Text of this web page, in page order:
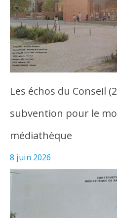
Les échos du Conseil
subvention pour le
médiathèque
8 juin 2026